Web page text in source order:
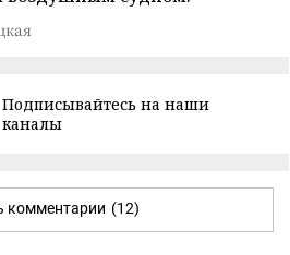
Подписывайтесь на наши
каналы
комментарии (12)